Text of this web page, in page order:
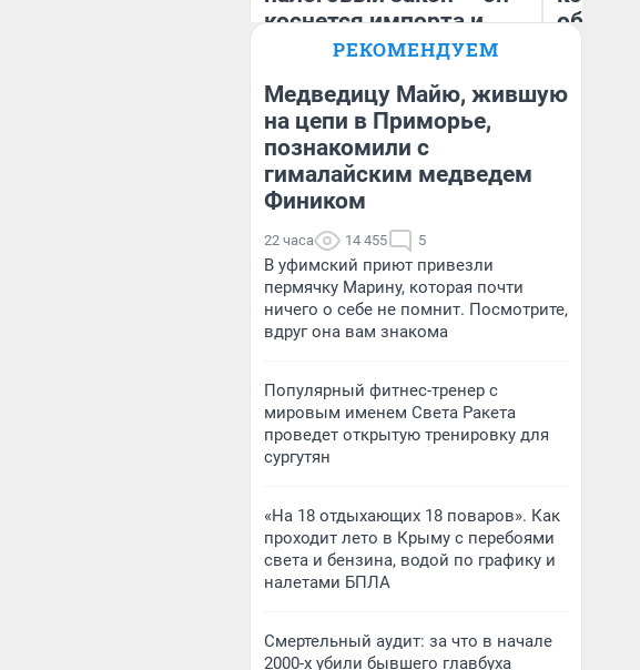
коснется импорта и
даже репетиторов
Анастасия Завгородняя
РЕКОМЕНДУЕМ
Медведицу Майю, жившую
на цепи в Приморье,
познакомили с
гималайским медведем
Фиником
22 часа 14 455 5
В уфимский приют привезли
пермячку Марину, которая почти
ничего о себе не помнит. Посмотрите,
вдруг она вам знакома
Популярный фитнес-тренер с
мировым именем Света Ракета
проведет открытую тренировку для
сургутян
«На 18 отдыхающих 18 поваров». Как
проходит лето в Крыму с перебоями
света и бензина, водой по графику и
налетами БПЛА
Смертельный аудит: за что в начале
2000-х убили бывшего главбуха